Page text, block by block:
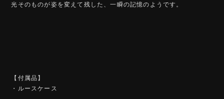
光そのものが姿を変えて残した、一瞬の記憶のようです。
【付属品】
・ルースケース